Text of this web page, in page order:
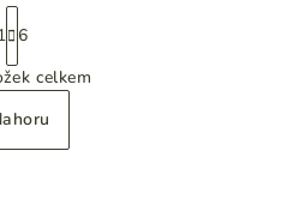
O
v
l
S
t
r
á
n
k
o
6
celkem